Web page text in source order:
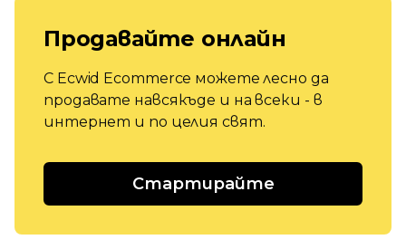
Продавайте онлайн
С Ecwid Ecommerce можете лесно да
продавате навсякъде и на всеки - в
интернет и по целия свят.
Стартирайте